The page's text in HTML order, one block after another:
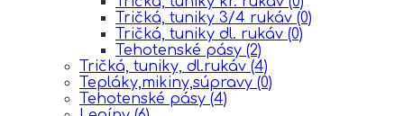
Tričká, tuniky 3/4 rukáv (0)
Tričká, tuniky dl. rukáv (0)
Tehotenské pásy (2)
Tričká, tuniky, dl.rukáv (4)
Tepláky,mikiny,súpravy (0)
Tehotenské pásy (4)